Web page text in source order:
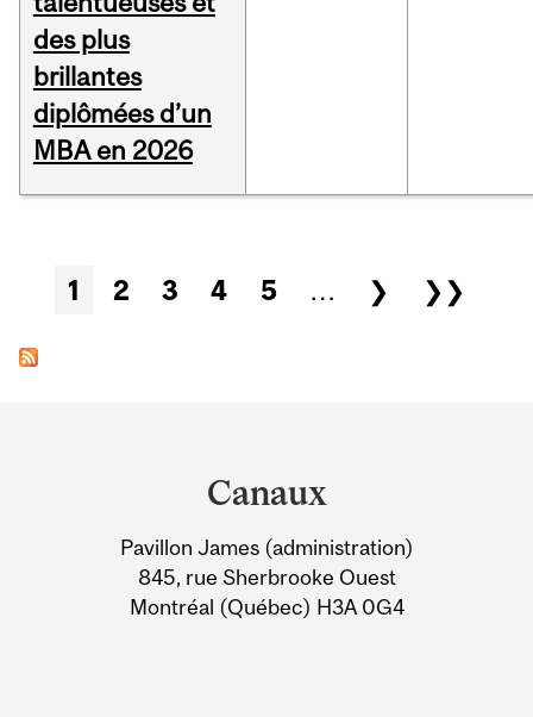
des plus
brillantes
diplômées d’un
MBA en 2026
Pages
1 2 3 4 5 … ❯ ❯❯
Information
Canaux
Pavillon James (administration)
845, rue Sherbrooke Ouest
Montréal (Québec) H3A 0G4